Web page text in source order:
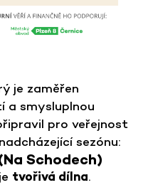
je zaměřen
a smysluplnou
pro veřejnost
sezónu:
Schodech)
tvořivá dílna.